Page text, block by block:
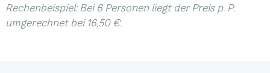
Rechenbeispiel: Bei 6 Personen liegt der Preis p. P.
umgerechnet bei 16,50 €.